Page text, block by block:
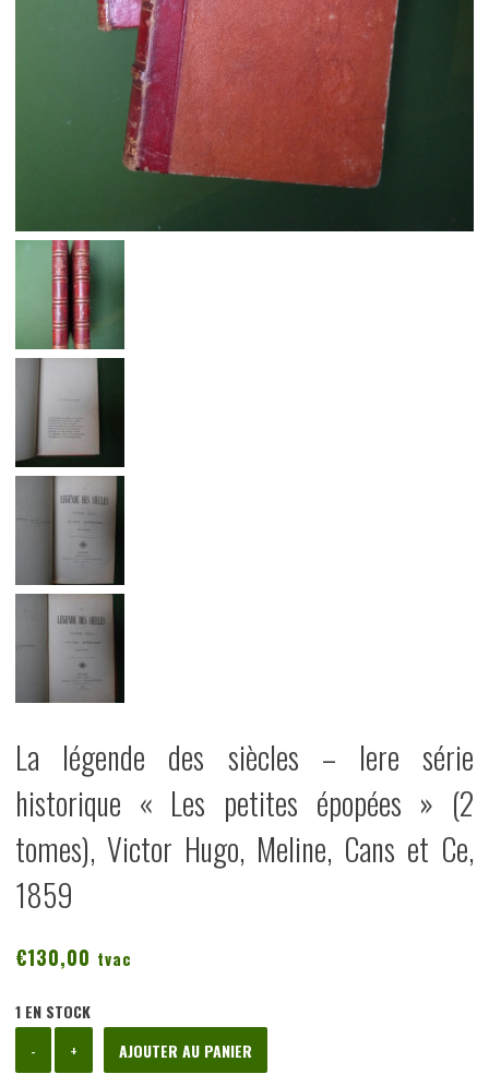
La légende des siècles – Iere série
historique « Les petites épopées » (2
tomes), Victor Hugo, Meline, Cans et Ce,
1859
€130,00 tvac
1 EN STOCK
-
de
+ AJOUTER AU PANIER